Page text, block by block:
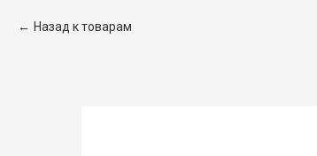
Назад к товарам